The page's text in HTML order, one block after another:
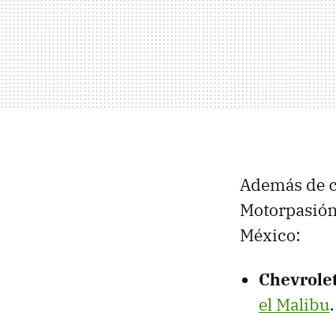
Además de
México:
el Malibu